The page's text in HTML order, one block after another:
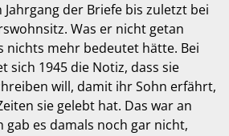
der Briefe bis zuletzt bei
Was er nicht getan
nichts mehr bedeutet hätte. Bei
sich 1945 die Notiz, dass sie
will, damit ihr Sohn erfährt,
sie gelebt hat. Das war an
gab es damals noch gar nicht,